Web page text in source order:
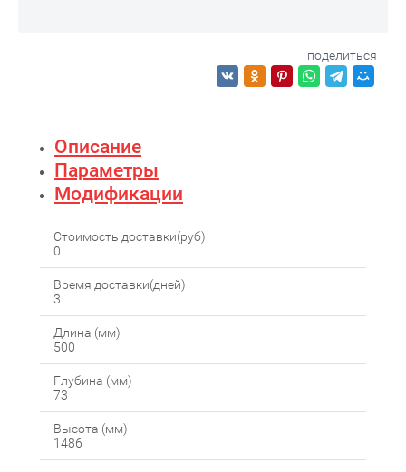
поделиться
Описание
Параметры
Модификации
Стоимость доставки(руб)
0
Время доставки(дней)
3
Длина (мм)
500
Глубина (мм)
73
Высота (мм)
1486